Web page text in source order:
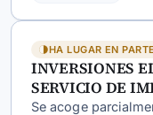
HA LUGAR EN PARTE
INVERSIONES
SERVICIO DE
Se acoge